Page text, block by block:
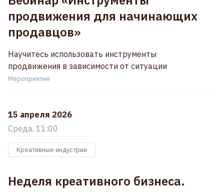
продвижения для начинающих
продавцов»
Научитесь использовать инструменты
продвижения в зависимости от ситуации
Мероприятие
15 апреля 2026
Среда, 11:00
Креативные индустрии
Неделя креативного бизнеса.